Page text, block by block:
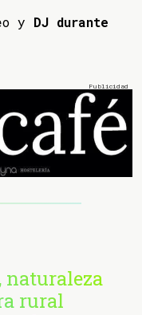
y DJ durante
naturaleza
rural